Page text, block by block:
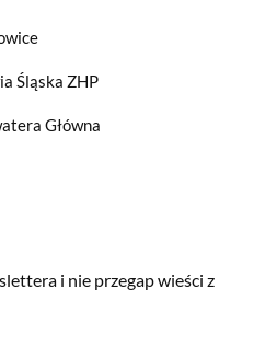
Śląska ZHP
Główna
i nie przegap wieści z